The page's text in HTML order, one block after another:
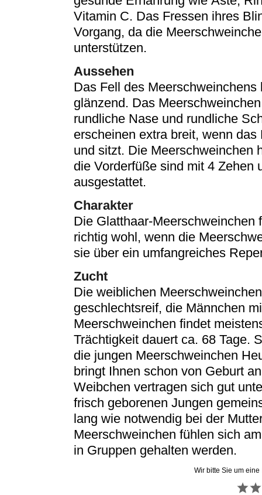
Vitamin C. Das Fressen ihres
Vorgang, da die
unterstützen.
Aussehen
Das Fell des
glänzend. Das
rundliche Nase und rundliche
erscheinen extra breit, wenn
und sitzt. Die Meerschweinchen
die Vorderfüße sind mit 4 Zehen
ausgestattet.
Charakter
Die Glatthaar-Meerschweinchen
richtig wohl, wenn die
sie über ein umfangreiches
Zucht
Die weiblichen
geschlechtsreif, die Männchen
Meerschweinchen findet
Trächtigkeit dauert ca. 68 Tage.
die jungen Meerschweinchen
bringt Ihnen schon von Geburt
Weibchen vertragen sich gut
frisch geborenen Jungen
lang wie notwendig bei der
Meerschweinchen fühlen sich
in Gruppen gehalten werden.
Wir bitte Sie um